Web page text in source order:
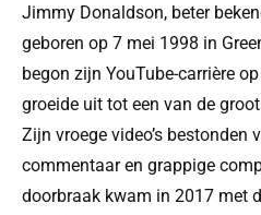
Jimmy Donaldson, beter
geboren op 7 mei 1998 in
begon zijn YouTube-carrière
groeide uit tot een van de
Zijn vroege video’s bestonden
commentaar en grappige
doorbraak kwam in 2017 met